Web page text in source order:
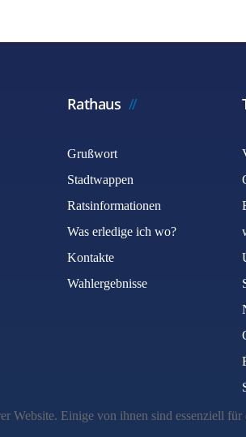
Rathaus
Grußwort
Stadtwappen
Ratsinformationen
Was erledige ich wo?
Kontakte
Wahlergebnisse
Website. Einige von ihnen sind essenziell